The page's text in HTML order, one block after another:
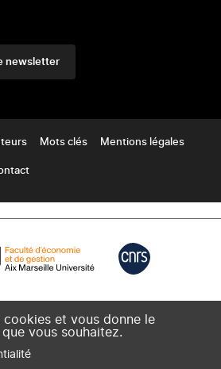
newsletter
Mots clés Mentions légales
cookies et vous donne le
vous souhaitez.